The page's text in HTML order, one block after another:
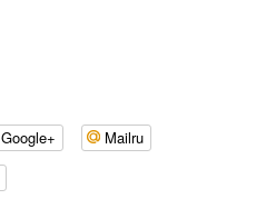
Google+
Mailru